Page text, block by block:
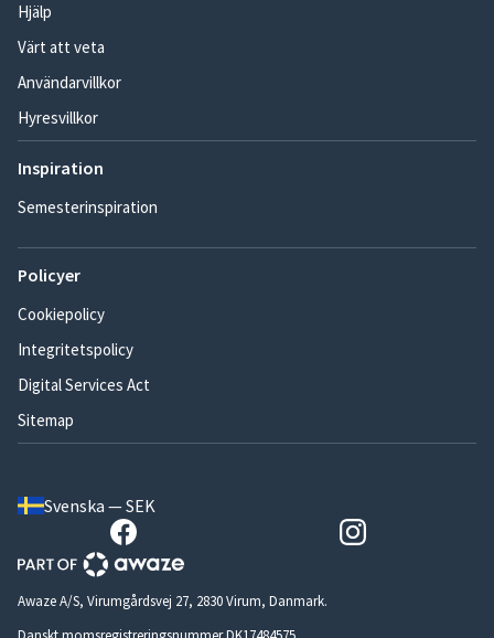
Hjälp
Värt att veta
Användarvillkor
Hyresvillkor
Inspiration
Semesterinspiration
Policyer
Cookiepolicy
Integritetspolicy
Digital Services Act
Sitemap
Svenska — SEK
Awaze A/S, Virumgårdsvej 27, 2830 Virum, Danmark.